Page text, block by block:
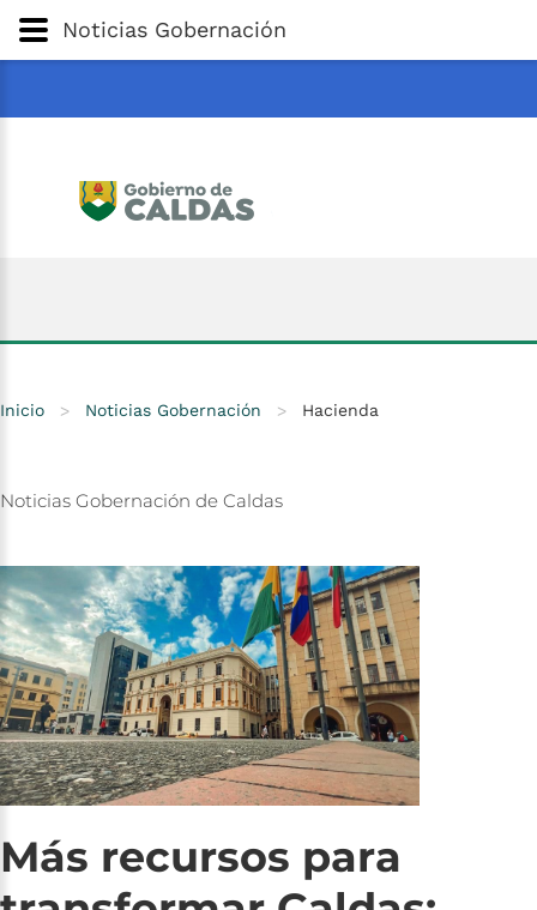
Gobernación de
Noticias Gobernación
Inicio > Noticias Gobernación > Hacienda
Noticias Gobernación de Caldas
Más recursos para